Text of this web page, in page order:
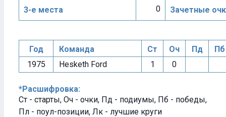
3-е места 0 Зачетные
Год Команда Ст Оч Пд
Пб
1975
Hesketh Ford 1 0
*Расшифровка:
Ст - старты, Оч - очки, Пд - подиумы, Пб - победы,
Пл - поул-позиции, Лк - лучшие круги